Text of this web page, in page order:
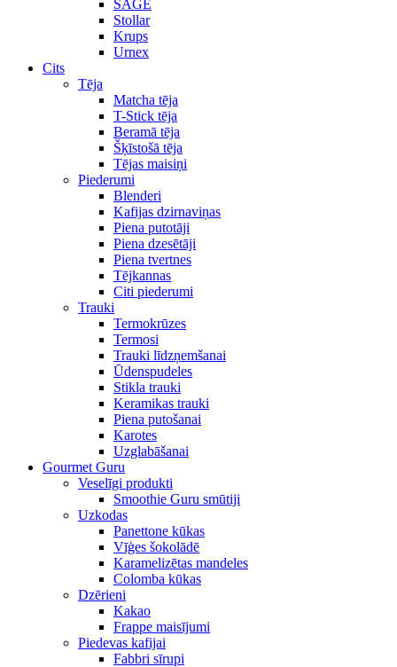
SAGE
Stollar
Krups
Urnex
Cits
Tēja
Matcha tēja
T-Stick tēja
Beramā tēja
Šķīstošā tēja
Tējas maisiņi
Piederumi
Blenderi
Kafijas dzirnaviņas
Piena putotāji
Piena dzesētāji
Piena tvertnes
Tējkannas
Citi piederumi
Trauki
Termokrūzes
Termosi
Trauki līdzņemšanai
Ūdenspudeles
Stikla trauki
Keramikas trauki
Piena putošanai
Karotes
Uzglabāšanai
Gourmet Guru
Veselīgi produkti
Smoothie Guru smūtiji
Uzkodas
Panettone kūkas
Vīģes šokolādē
Karamelizētas mandeles
Colomba kūkas
Dzērieni
Kakao
Frappe maisījumi
Piedevas kafijai
Fabbri sīrupi